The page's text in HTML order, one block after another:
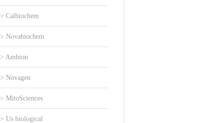
> Calbiochem
> Novabiochem
> Ambion
> Novagen
> MitoSciences
> Us biological